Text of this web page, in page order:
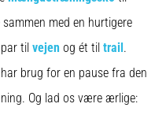
med en hurtigere
til vejen og ét til trail .
brug for en pause fra den
Og lad os være ærlige: